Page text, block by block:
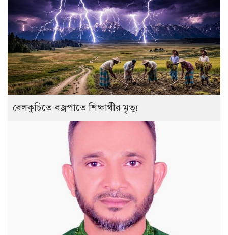
বেলকুচিতে বজ্রপাতে শিক্ষার্থীর মৃত্যু